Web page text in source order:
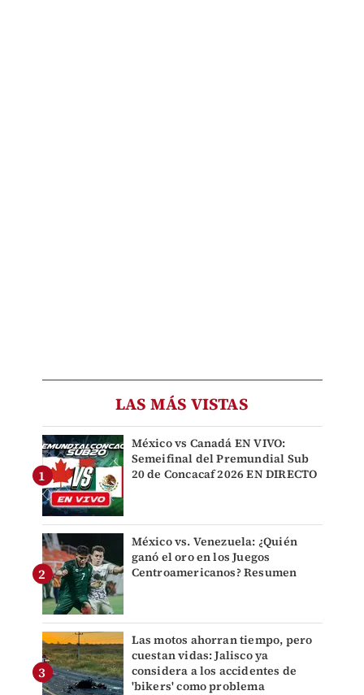
LAS MÁS VISTAS
México vs Canadá EN VIVO:
Semeifinal del Premundial Sub
20 de Concacaf 2026 EN DIRECTO
México vs. Venezuela: ¿Quién
ganó el oro en los Juegos
Centroamericanos? Resumen
Las motos ahorran tiempo, pero
cuestan vidas: Jalisco ya
considera a los accidentes de
'bikers' como problema